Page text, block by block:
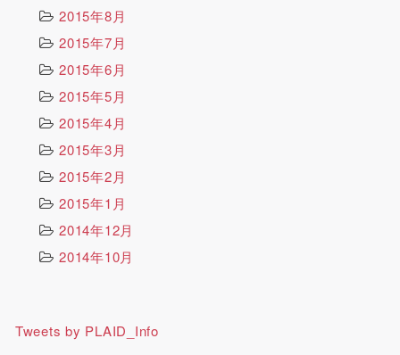
2015年8月
2015年7月
2015年6月
2015年5月
2015年4月
2015年3月
2015年2月
2015年1月
2014年12月
2014年10月
Tweets by PLAID_Info